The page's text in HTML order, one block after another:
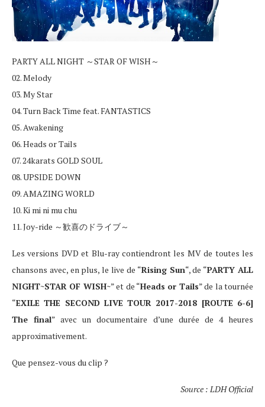
PARTY ALL NIGHT ～STAR OF WISH～
02. Melody
03. My Star
04. Turn Back Time feat. FANTASTICS
05. Awakening
06. Heads or Tails
07. 24karats GOLD SOUL
08. UPSIDE DOWN
09. AMAZING WORLD
10. Ki mi ni mu chu
11. Joy-ride ～歓喜のドライブ～
Les versions DVD et Blu-ray contiendront les MV de toutes les
chansons avec, en plus, le live de “Rising Sun“, de “PARTY ALL
NIGHT~STAR OF WISH~” et de “Heads or Tails” de la tournée
“EXILE THE SECOND LIVE TOUR 2017-2018 [ROUTE 6-6]
The final” avec un documentaire d’une durée de 4 heures
approximativement.
Que pensez-vous du clip ?
Source : LDH Official